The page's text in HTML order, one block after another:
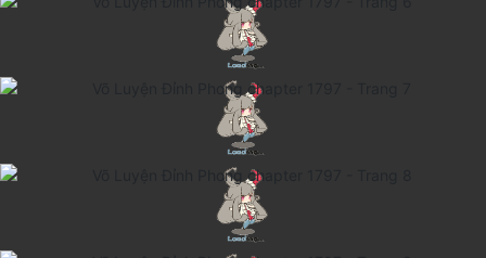
Thanh xuân - Vườn trường
Truyện Sáng Tác